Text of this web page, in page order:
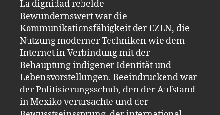
La dignidad rebelde
Bewundernswert war die
Kommunikationsfähigkeit der EZLN, die
Nutzung moderner Techniken wie dem
Internet in Verbindung mit der
Behauptung indigener Identität und
Lebensvorstellungen. Beeindruckend war
der Politisierungsschub, den der Aufstand
in Mexiko verursachte und der